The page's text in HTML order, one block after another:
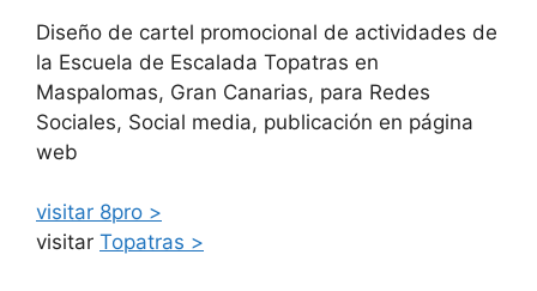
Diseño de cartel promocional de actividades de
la Escuela de Escalada Topatras en
Maspalomas, Gran Canarias, para Redes
Sociales, Social media, publicación en página
web
visitar 8pro >
visitar Topatras >